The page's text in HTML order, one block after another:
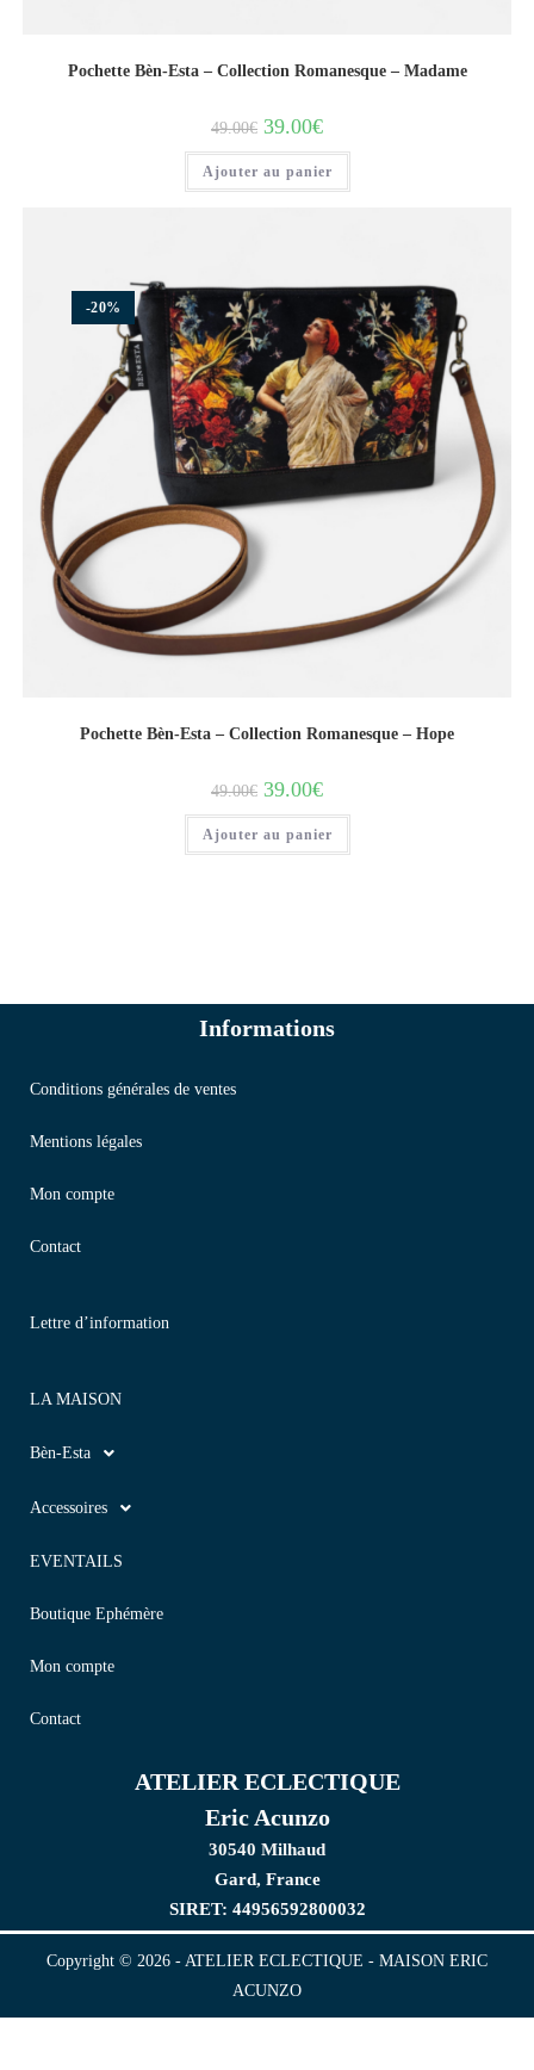
Pochette Bèn-Esta – Collection Romanesque – Madame
49.00€ 39.00€
Ajouter au panier
-20%
Pochette Bèn-Esta – Collection Romanesque – Hope
49.00€ 39.00€
Ajouter au panier
Informations
Conditions générales de ventes
Mentions légales
Mon compte
Contact
Lettre d’information
LA MAISON
Bèn-Esta
Accessoires
EVENTAILS
Boutique Ephémère
Mon compte
Contact
ATELIER ECLECTIQUE
Eric Acunzo
30540 Milhaud
Gard, France
SIRET: 44956592800032
Copyright © 2026 - ATELIER ECLECTIQUE - MAISON ERIC
ACUNZO